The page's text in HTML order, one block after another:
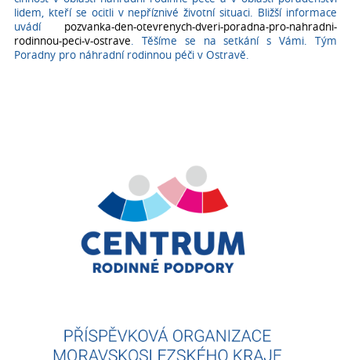
lidem, kteří se ocitli v nepříznivé životní situaci. Bližší informace
uvádí pozvanka-den-otevrenych-dveri-poradna-pro-nahradni-
rodinnou-peci-v-ostrave. Těšíme se na setkání s Vámi. Tým
Poradny pro náhradní rodinnou péči v Ostravě.